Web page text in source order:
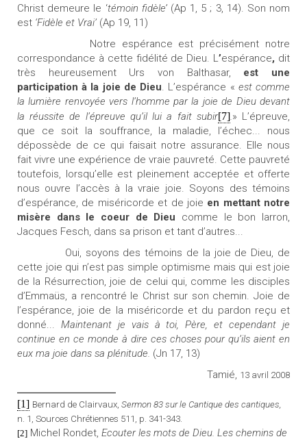
Christ demeure le ‘témoin fidèle’(Ap 1, 5 ; 3, 14). Son nom
est ‘Fidèle et Vrai’ (Ap 19, 11)
Notre espérance est précisément notre
correspondance à cette fidélité de Dieu. L’espérance, dit
très heureusement Urs von Balthasar, est une
participation à la joie de Dieu. L’espérance « est comme
la lumière renvoyée vers l’homme par la joie de Dieu devant
la réussite de l’épreuve qu’il lui a fait subir[7].» L’épreuve,
que ce soit la souffrance, la maladie, l’échec... nous
dépossède de ce qui faisait notre assurance. Elle nous
fait vivre une expérience de vraie pauvreté. Cette pauvreté
toutefois, lorsqu’elle est pleinement acceptée et offerte
nous ouvre l’accès à la vraie joie. Soyons des témoins
d’espérance, de miséricorde et de joie en mettant notre
misère dans le coeur de Dieu comme le bon larron,
Jacques Fesch, dans sa prison et tant d’autres...
Oui, soyons des témoins de la joie de Dieu, de
cette joie qui n’est pas simple optimisme mais qui est joie
de la Résurrection, joie de celui qui, comme les disciples
d’Emmaüs, a rencontré le Christ sur son chemin.Joie de
l’espérance, joie de la miséricorde et du pardon reçu et
donné... Maintenant je vais à toi, Père, et cependant je
continue en ce monde à dire ces choses pour qu’ils aient en
eux ma joie dans sa plénitude. (Jn 17, 13)
Tamié, 13 avril 2008
________________________
[1] Bernard de Clairvaux, Sermon 83 sur le Cantique des cantiques,
n. 1, Sources Chrétiennes 511, p. 341-343.
[2] Michel Rondet, Ecouter les mots de Dieu. Les chemins de